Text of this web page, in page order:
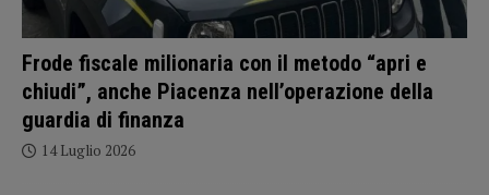
Frode fiscale milionaria con il metodo “apri e
chiudi”, anche Piacenza nell’operazione della
guardia di finanza
14 Luglio 2026